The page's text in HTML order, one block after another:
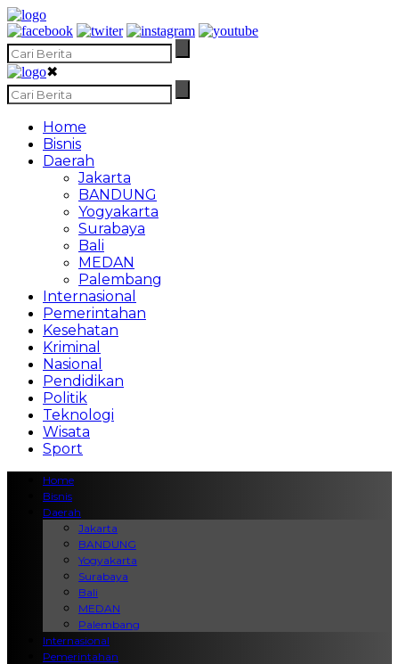
✖
Home
Bisnis
Daerah
Jakarta
BANDUNG
Yogyakarta
Surabaya
Bali
MEDAN
Palembang
Internasional
Pemerintahan
Kesehatan
Kriminal
Nasional
Pendidikan
Politik
Teknologi
Wisata
Sport
Home
Bisnis
Daerah
Jakarta
BANDUNG
Yogyakarta
Surabaya
Bali
MEDAN
Palembang
Internasional
Pemerintahan